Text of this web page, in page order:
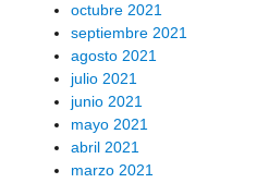
octubre 2021
septiembre 2021
agosto 2021
julio 2021
junio 2021
mayo 2021
abril 2021
marzo 2021